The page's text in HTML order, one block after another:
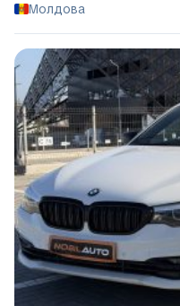
Молдова